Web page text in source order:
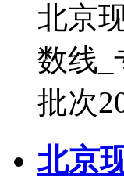
北京
数线_
批次
北京